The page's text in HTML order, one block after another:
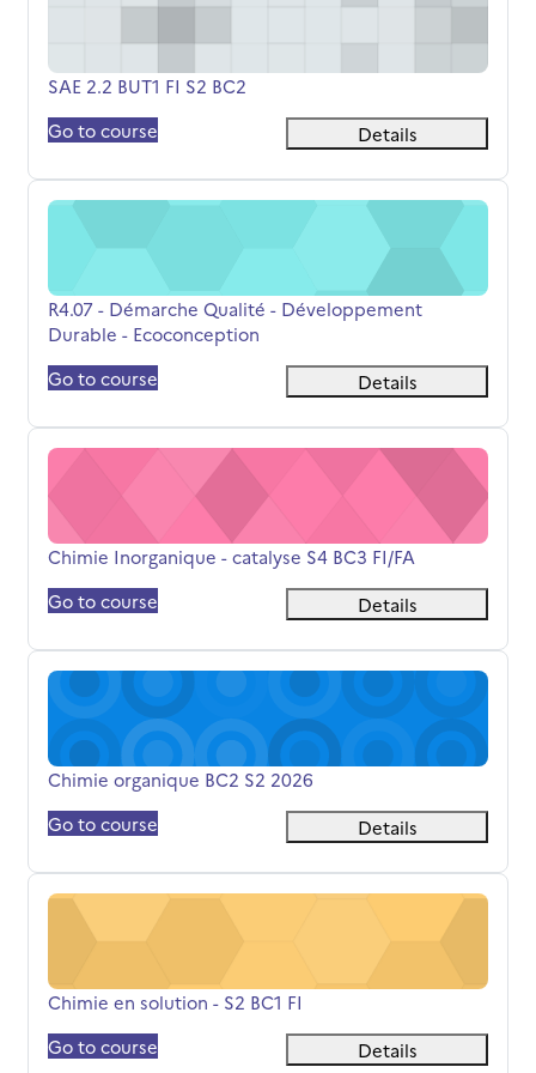
Titolo del corso
SAE 2.2 BUT1 FI S2 BC2
Go to course
Details
R4.07 - Démarche Qualité - Développement Durable -
Titolo del corso
R4.07 - Démarche Qualité - Développement
Durable - Ecoconception
Go to course
Details
Chimie Inorganique - catalyse S4 BC3 FI/FA
Titolo del corso
Chimie Inorganique - catalyse S4 BC3 FI/FA
Go to course
Details
Chimie organique BC2 S2 2026
Titolo del corso
Chimie organique BC2 S2 2026
Go to course
Details
Chimie en solution - S2 BC1 FI
Titolo del corso
Chimie en solution - S2 BC1 FI
Go to course
Details